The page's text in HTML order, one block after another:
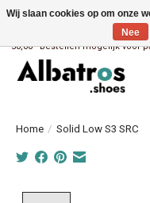
Albatros brandstore van
50,00 - Bestellen mogelijk voor
Home / Solid Low S3 SRC
Wij slaan cookies op om onze
Nee